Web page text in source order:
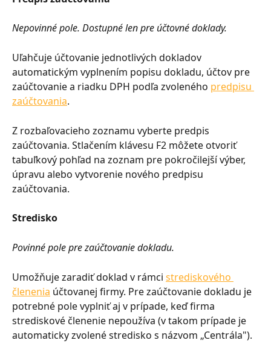
Nepovinné pole. Dostupné len pre účtovné doklady.
Uľahčuje účtovanie jednotlivých dokladov
automatickým vyplnením popisu dokladu, účtov pre
zaúčtovanie a riadku DPH podľa zvoleného predpisu
zaúčtovania.
Z rozbaľovacieho zoznamu vyberte predpis
zaúčtovania. Stlačením klávesu F2 môžete otvoriť
tabuľkový pohľad na zoznam pre pokročilejší výber,
úpravu alebo vytvorenie nového predpisu
zaúčtovania.
Stredisko
Povinné pole pre zaúčtovanie dokladu.
Umožňuje zaradiť doklad v rámci strediskového
členenia účtovanej firmy. Pre zaúčtovanie dokladu je
potrebné pole vyplniť aj v prípade, keď firma
strediskové členenie nepoužíva (v takom prípade je
automaticky zvolené stredisko s názvom „Centrála").